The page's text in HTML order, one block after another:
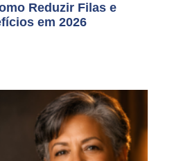
Reduzir Filas e
em 2026